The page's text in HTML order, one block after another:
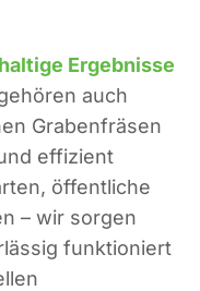
Ergebnisse
auch
Grabenfräsen
effizient
öffentliche
– wir sorgen
funktioniert